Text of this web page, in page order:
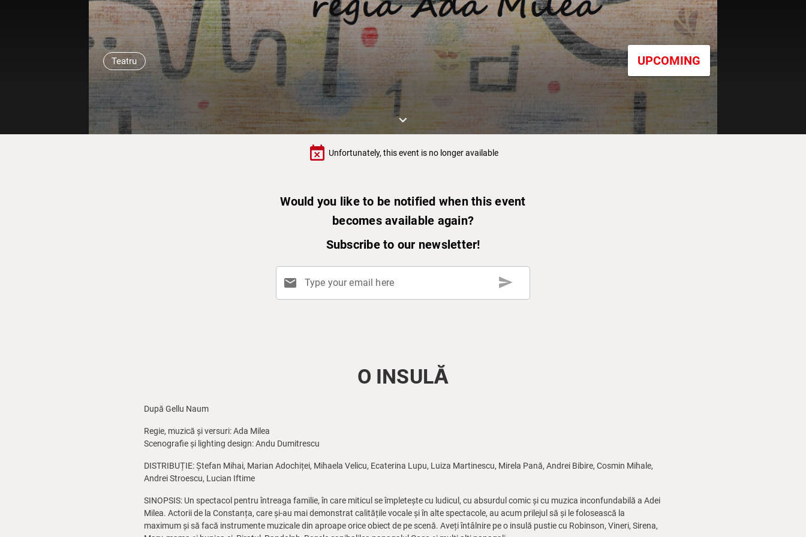
Teatru UPCOMING
keyboard_arrow_down
event_busy Unfortunately, this event is no longer available
Would you like to be notified when this event
becomes available again?
Subscribe to our newsletter!
mail Type your email here send
O INSULĂ
După Gellu Naum
Regie, muzică și versuri: Ada Milea
Scenografie și lighting design: Andu Dumitrescu
DISTRIBUȚIE: Ștefan Mihai, Marian Adochiței, Mihaela Velicu, Ecaterina Lupu, Luiza Martinescu, Mirela Pană, Andrei Bibire, Cosmin Mihale,
Andrei Stroescu, Lucian Iftime
SINOPSIS: Un spectacol pentru întreaga familie, în care miticul se împletește cu ludicul, cu absurdul comic și cu muzica inconfundabilă a Adei
Milea. Actorii de la Constanța, care și-au mai demonstrat calitățile vocale și în alte spectacole, au acum prilejul să și le folosească la
maximum și să facă instrumente muzicale din aproape orice obiect de pe scenă. Aveți întâlnire pe o insulă pustie cu Robinson, Vineri, Sirena,